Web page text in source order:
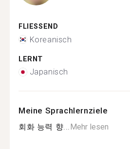
FLIESSEND
Koreanisch
LERNT
Japanisch
Meine Sprachlernziele
회화 능력 향...Mehr lesen